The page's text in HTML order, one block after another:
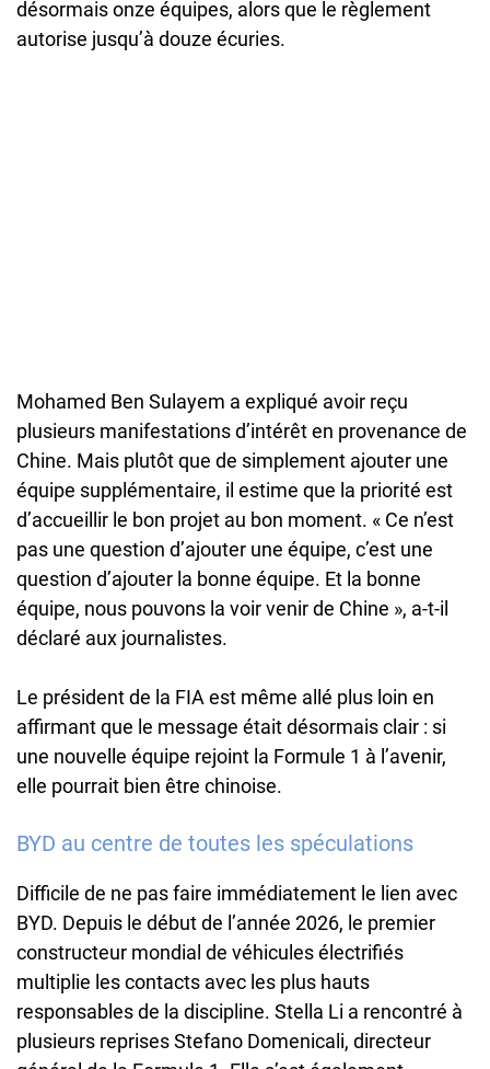
désormais onze équipes, alors que le règlement
autorise jusqu’à douze écuries.
Mohamed Ben Sulayem a expliqué avoir reçu
plusieurs manifestations d’intérêt en provenance de
Chine. Mais plutôt que de simplement ajouter une
équipe supplémentaire, il estime que la priorité est
d’accueillir le bon projet au bon moment. « Ce n’est
pas une question d’ajouter une équipe, c’est une
question d’ajouter la bonne équipe. Et la bonne
équipe, nous pouvons la voir venir de Chine », a-t-il
déclaré aux journalistes.
Le président de la FIA est même allé plus loin en
affirmant que le message était désormais clair : si
une nouvelle équipe rejoint la Formule 1 à l’avenir,
elle pourrait bien être chinoise.
BYD au centre de toutes les spéculations
Difficile de ne pas faire immédiatement le lien avec
BYD. Depuis le début de l’année 2026, le premier
constructeur mondial de véhicules électrifiés
multiplie les contacts avec les plus hauts
responsables de la discipline. Stella Li a rencontré à
plusieurs reprises Stefano Domenicali, directeur